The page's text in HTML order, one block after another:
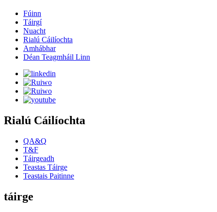
Fúinn
Táirgí
Nuacht
Rialú Cáilíochta
Amhábhar
Déan Teagmháil Linn
Rialú Cáilíochta
QA&Q
T&F
Táirgeadh
Teastas Táirge
Teastais Paitinne
táirge